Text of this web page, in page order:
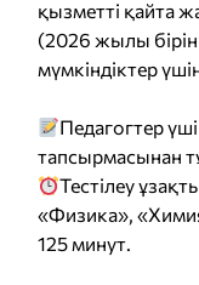
қызметті қайта
(2026 жылы
мүмкіндіктер
Педагогтер
тапсырмасынан
Тестілеу
«Физика»,
125 минут.